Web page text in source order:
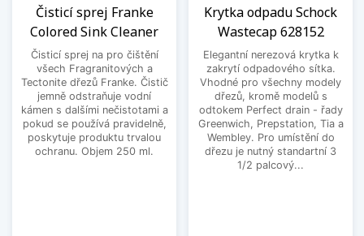
Čisticí sprej Franke
Colored Sink Cleaner
Čisticí sprej na pro čištění
všech Fragranitových a
Tectonite dřezů Franke. Čistič
jemně odstraňuje vodní
kámen s dalšími nečistotami a
pokud se používá pravidelně,
poskytuje produktu trvalou
ochranu. Objem 250 ml.
Krytka odpadu Schock
Wastecap 628152
Elegantní nerezová krytka k
zakrytí odpadového sítka.
Vhodné pro všechny modely
dřezů, kromě modelů s
odtokem Perfect drain - řady
Greenwich, Prepstation, Tia a
Wembley. Pro umístění do
dřezu je nutný standartní 3
1/2 palcový...